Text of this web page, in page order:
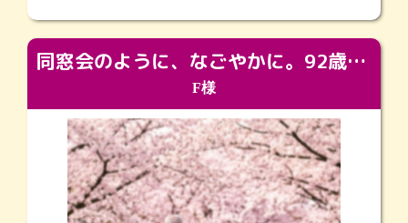
同窓会のように、なごやかに。92歳の旅立ちを彩った、再会と感謝の場
F様